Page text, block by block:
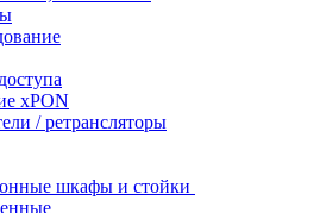
хPON
/ ретрансляторы
шкафы и стойки